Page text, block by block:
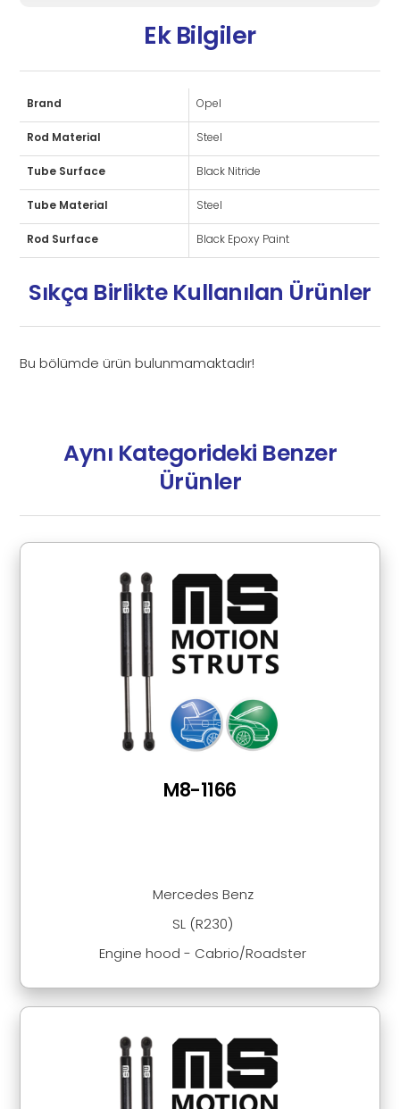
Ek Bilgiler
Brand Opel
Rod Material Steel
Tube Surface Black Nitride
Tube Material Steel
Rod Surface Black Epoxy Paint
Sıkça Birlikte Kullanılan Ürünler
Bu bölümde ürün bulunmamaktadır!
Aynı Kategorideki Benzer
Ürünler
Mercedes Benz
SL (R230)
Engine hood - Cabrio/Roadster
M8-1166